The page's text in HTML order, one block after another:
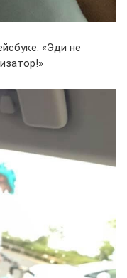
«Эди не